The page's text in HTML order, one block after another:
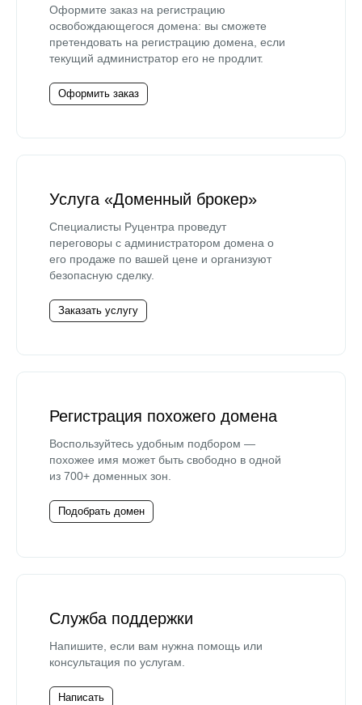
Оформите заказ на регистрацию
освобождающегося домена: вы сможете
претендовать на регистрацию домена, если
текущий администратор его не продлит.
Оформить заказ
Услуга «Доменный брокер»
Специалисты Руцентра проведут
переговоры с администратором домена о
его продаже по вашей цене и организуют
безопасную сделку.
Заказать услугу
Регистрация похожего домена
Воспользуйтесь удобным подбором —
похожее имя может быть свободно в одной
из 700+ доменных зон.
Подобрать домен
Служба поддержки
Напишите, если вам нужна помощь или
консультация по услугам.
Написать